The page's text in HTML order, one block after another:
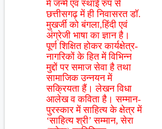
में जन्मे एवं स्थाई रुप से
छत्तीसगढ़ में ही निवासरत डॉ.
मुखर्जी को बंगला,हिंदी एवं
अंग्रेजी भाषा का ज्ञान है।
पूर्ण शिक्षित होकर कार्यक्षेत्र-
नागरिकों के हित में विभिन्न
मुद्दों पर समाज सेवा है तथा
सामाजिक उन्नयन में
सक्रियता हैं। लेखन विधा
आलेख व कविता है। सम्मान-
पुरस्कार में साहित्य के क्षेत्र में
‘साहित्य श्री’ सम्मान, सेरा